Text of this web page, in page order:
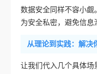
数据安全同样不容小觑
为安全私密，避免信息
从理论到实践：解决
让我们代入几个具体场